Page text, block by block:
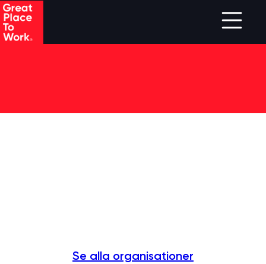
Skip to main content
Se alla organisationer